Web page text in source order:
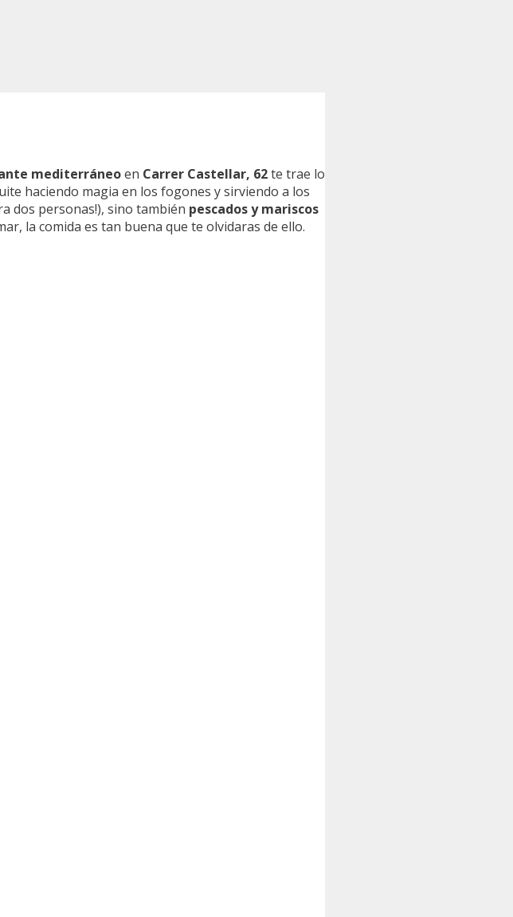
mediterráneoen Carrer Castellar, 62te trae lo
haciendo magia en los fogones y sirviendo a los
dos personas!), sino también pescados y mariscos
la comida es tan buena que te olvidaras de ello.